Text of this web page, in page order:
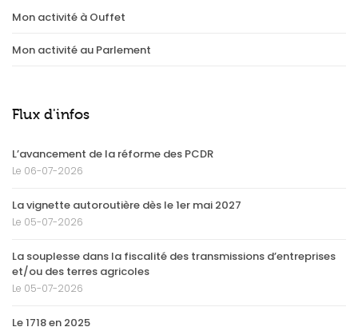
Mon activité à Ouffet
Mon activité au Parlement
Flux d'infos
L’avancement de la réforme des PCDR
Le 06-07-2026
La vignette autoroutière dès le 1er mai 2027
Le 05-07-2026
La souplesse dans la fiscalité des transmissions d’entreprises
et/ou des terres agricoles
Le 05-07-2026
Le 1718 en 2025